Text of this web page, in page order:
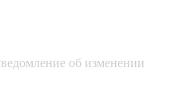
об изменении